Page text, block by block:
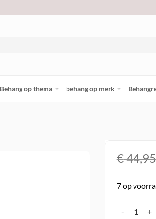
Behang op thema behang op merk
€44,95
7 op